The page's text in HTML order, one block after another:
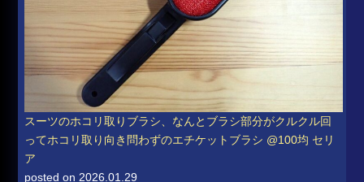
スーツのホコリ取りブラシ、なんとブラシ部分がクルクル回
ってホコリ取り向き問わずのエチケットブラシ @100均 セリ
ア
posted on 2026.01.29